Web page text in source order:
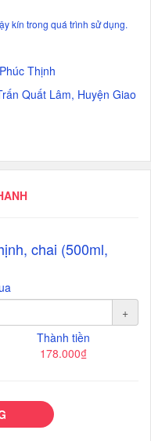
kín trong quá trình sử dụng.
Thịnh
Quất Lâm, Huyện Giao
chai (500ml,
+
Thành tiền
178.000₫